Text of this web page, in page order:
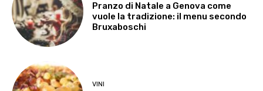
Pranzo di Natale a Genova come
vuole la tradizione: il menu secondo
Bruxaboschi
VINI